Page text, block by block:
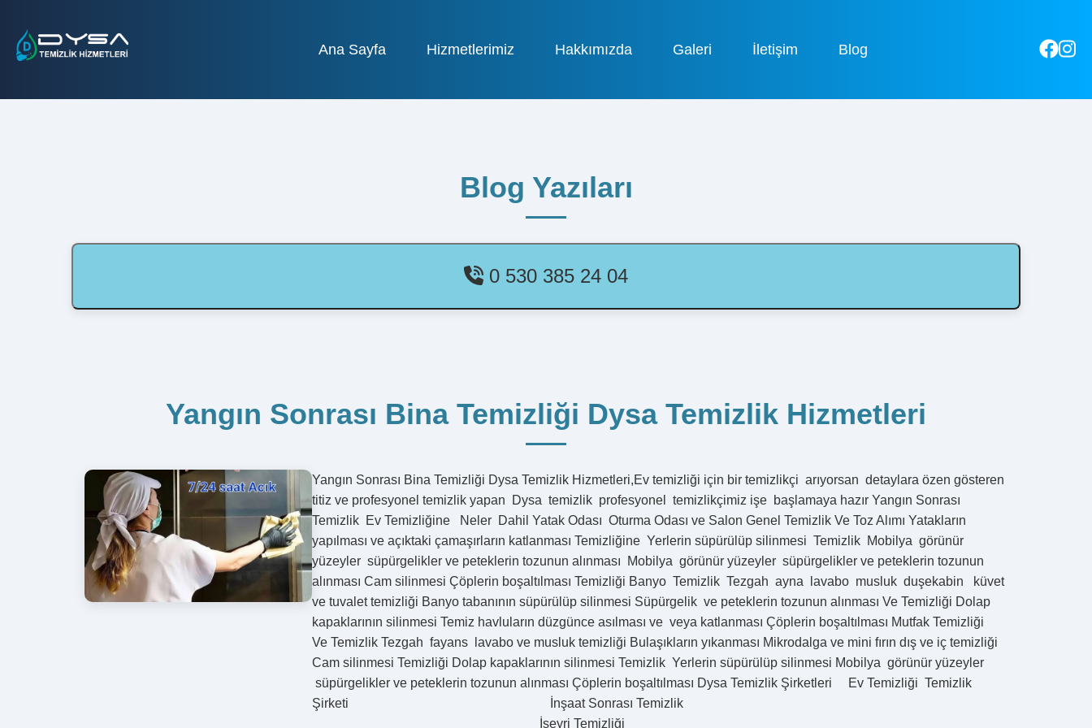
Ana Sayfa Hizmetlerimiz Hakkımızda Galeri İletişim Blog
Blog Yazıları
0 530 385 24 04
Yangın Sonrası Bina Temizliği Dysa Temizlik Hizmetleri
Yangın Sonrası Bina Temizliği Dysa Temizlik Hizmetleri,Ev temizliği için bir temizlikçi arıyorsan detaylara özen gösteren
titiz ve profesyonel temizlik yapan Dysa temizlik profesyonel temizlikçimiz işe başlamaya hazır Yangın Sonrası
Temizlik Ev Temizliğine Neler Dahil Yatak Odası Oturma Odası ve Salon Genel Temizlik Ve Toz Alımı Yatakların
yapılması ve açıktaki çamaşırların katlanması Temizliğine Yerlerin süpürülüp silinmesi Temizlik Mobilya görünür
yüzeyler süpürgelikler ve peteklerin tozunun alınması Mobilya görünür yüzeyler süpürgelikler ve peteklerin tozunun
alınması Cam silinmesi Çöplerin boşaltılması Temizliği Banyo Temizlik Tezgah ayna lavabo musluk duşekabin küvet
ve tuvalet temizliği Banyo tabanının süpürülüp silinmesi Süpürgelik ve peteklerin tozunun alınması Ve Temizliği Dolap
kapaklarının silinmesi Temiz havluların düzgünce asılması ve veya katlanması Çöplerin boşaltılması Mutfak Temizliği
Ve Temizlik Tezgah fayans lavabo ve musluk temizliği Bulaşıkların yıkanması Mikrodalga ve mini fırın dış ve iç temizliği
Cam silinmesi Temizliği Dolap kapaklarının silinmesi Temizlik Yerlerin süpürülüp silinmesi Mobilya görünür yüzeyler
süpürgelikler ve peteklerin tozunun alınması Çöplerin boşaltılması Dysa Temizlik Şirketleri Ev Temizliği Temizlik
Şirketi İnşaat Sonrası Temizlik
İşeyri Temizliği